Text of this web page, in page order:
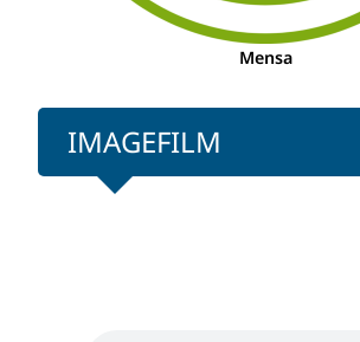
Mensa
IMAGEFILM